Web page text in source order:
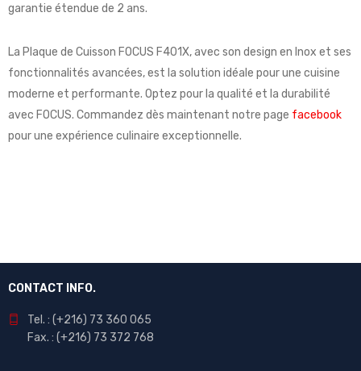
garantie étendue de 2 ans.
La Plaque de Cuisson FOCUS F401X, avec son design en Inox et ses
fonctionnalités avancées, est la solution idéale pour une cuisine
moderne et performante. Optez pour la qualité et la durabilité
avec FOCUS. Commandez dès maintenant notre page facebook
pour une expérience culinaire exceptionnelle.
CONTACT INFO.
Tel. : (+216) 73 360 065
Fax. : (+216) 73 372 768